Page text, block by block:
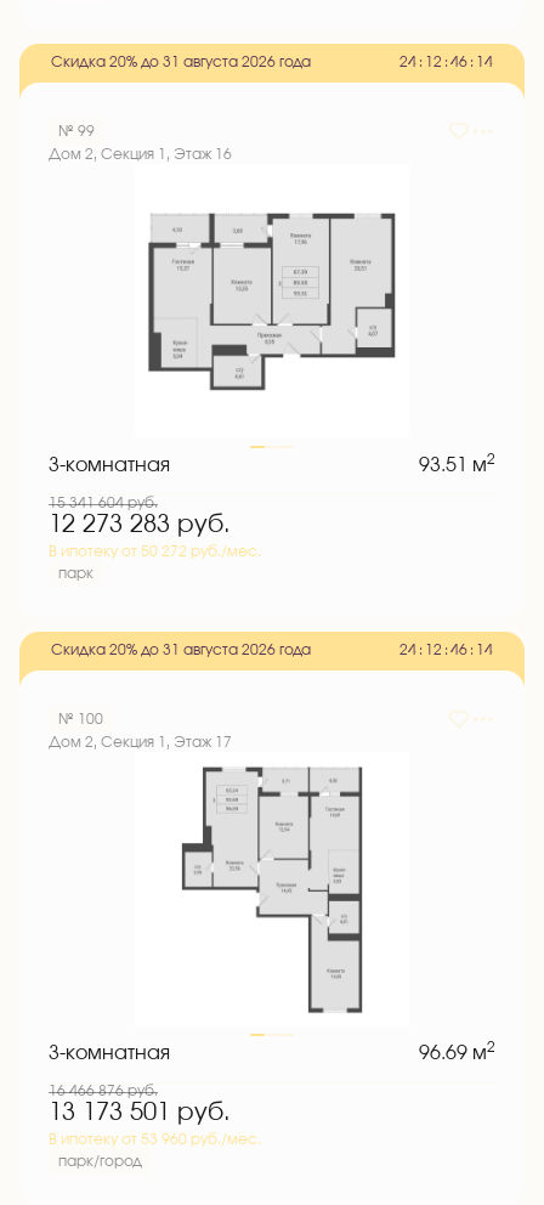
Скидка 20% до 31 августа 2026 года 24 : 1 2 : 46 : 1 3
№ 99
Дом 2, Секция 1, Этаж 16
3-комнатная 93.51 м2
15 341 604руб.
12 273 283 руб.
В ипотеку от 50 272 руб./мес.
парк
Скидка 20% до 31 августа 2026 года 24 : 1 2 : 46 : 1 3
№ 100
Дом 2, Секция 1, Этаж 17
3-комнатная 96.69 м2
16 466 876руб.
13 173 501 руб.
В ипотеку от 53 960 руб./мес.
парк/город